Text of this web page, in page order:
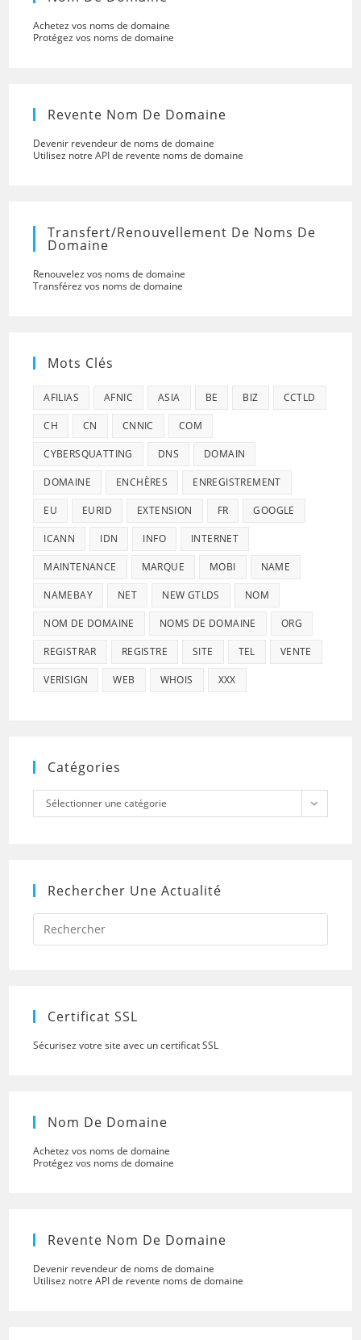
Achetez vos noms de domaine
Protégez vos noms de domaine
Revente Nom De Domaine
Devenir revendeur de noms de domaine
Utilisez notre API de revente noms de domaine
Transfert/renouvellement De Noms De
Domaine
Renouvelez vos noms de domaine
Transférez vos noms de domaine
Mots Clés
AFILIAS AFNIC ASIA BE BIZ CCTLD
CH CN CNNIC COM
CYBERSQUATTING DNS DOMAIN
DOMAINE ENCHÈRES ENREGISTREMENT
EU EURID EXTENSION FR GOOGLE
ICANN IDN INFO INTERNET
MAINTENANCE MARQUE MOBI NAME
NAMEBAY NET NEW GTLDS NOM
NOM DE DOMAINE NOMS DE DOMAINE ORG
REGISTRAR REGISTRE SITE TEL VENTE
VERISIGN WEB WHOIS XXX
Catégories
Catégories
Sélectionner une catégorie
Rechercher Une Actualité
Press
to
Certificat SSL
Sécurisez votre site avec un certificat SSL
Nom De Domaine
Achetez vos noms de domaine
Protégez vos noms de domaine
Revente Nom De Domaine
Devenir revendeur de noms de domaine
Utilisez notre API de revente noms de domaine